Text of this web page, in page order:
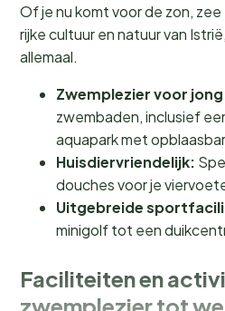
Of je nu komt voor de zon,
rijke cultuur en natuur van
allemaal.
Zwemplezier voor
zwembaden, inclusief
aquapark met
Huisdiervriendelijk:
douches voor je
Uitgebreide
minigolf tot een
Faciliteiten en